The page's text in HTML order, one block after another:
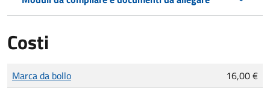
Costi
Tipo di pagamento
Importo
Marca da bollo 16,00 €